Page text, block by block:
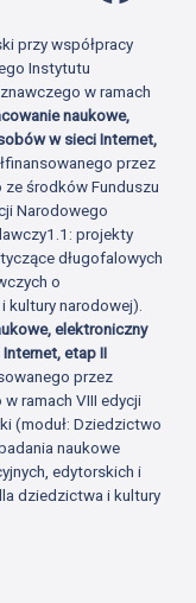
przy współpracy
Instytutu
w ramach
naukowe,
w sieci Internet,
przez
środków Funduszu
Narodowego
projekty
długofalowych
o
kultury narodowej).
elektroniczny
etap II
przez
ramach VIII edycji
(moduł: Dziedzictwo
naukowe
edytorskich i
dziedzictwa i kultury